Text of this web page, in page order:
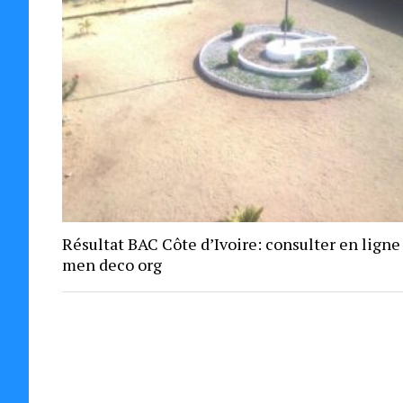
Résultat BAC Côte d’Ivoire: consulter en
men deco org